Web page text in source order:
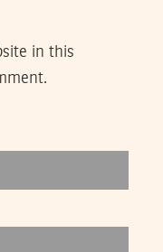
in this